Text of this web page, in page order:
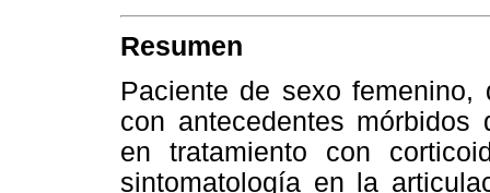
Resumen
Paciente de sexo
con antecedentes mórbidos
en tratamiento con
sintomatología en la